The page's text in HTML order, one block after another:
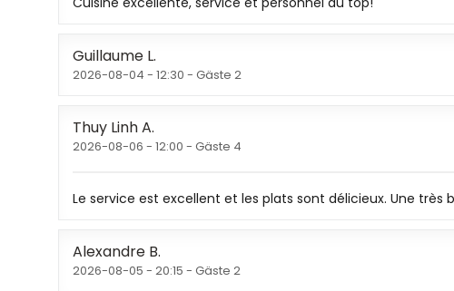
Guillaume L
2026-08-04 - 12:30 - Gäste 2
Thuy LinhA
2026-08-06 - 12:00 - Gäste 4
Le service est excellent et les plats sont délicieux. Une
Alexandre B
2026-08-05 - 20:15 - Gäste 2